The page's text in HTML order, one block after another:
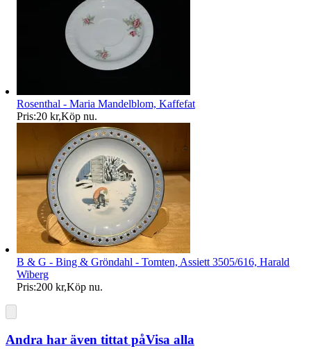
Rosenthal - Maria Mandelblom, Kaffefat
Pris:20 kr,Köp nu.
B & G - Bing & Gröndahl - Tomten, Assiett 3505/616, Harald
Wiberg
Pris:200 kr,Köp nu.
Andra har även tittat påVisa alla